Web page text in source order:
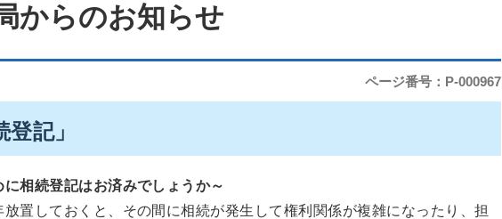
からのお知らせ
ページ番号：P-000967
記」
相続登記はお済みでしょうか～
置しておくと、その間に相続が発生して権利関係が複雑になったり、担